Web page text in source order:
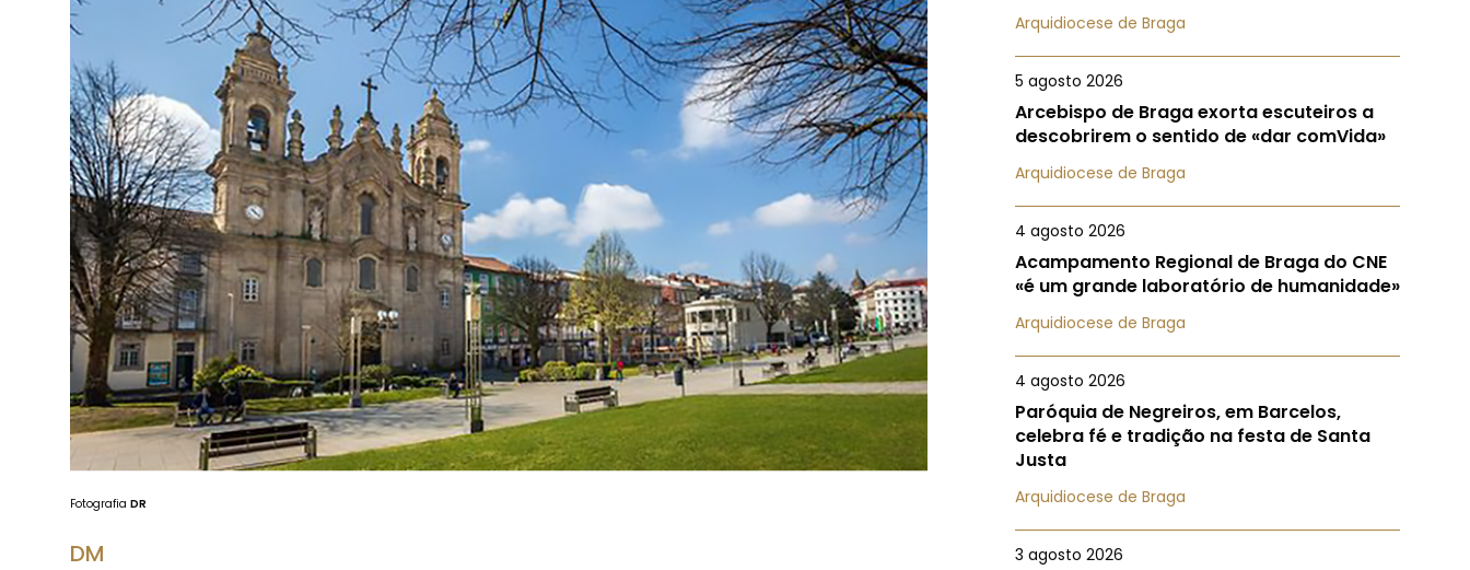
Fotografia DR
DM
Arquidiocese de Braga
5 agosto 2026
Arcebispo de Braga exorta escuteiros a
descobrirem o sentido de «dar comVida»
Arquidiocese de Braga
4 agosto 2026
Acampamento Regional de Braga do CNE
«é um grande laboratório de humanidade»
Arquidiocese de Braga
4 agosto 2026
Paróquia de Negreiros, em Barcelos,
celebra fé e tradição na festa de Santa
Justa
Arquidiocese de Braga
3 agosto 2026